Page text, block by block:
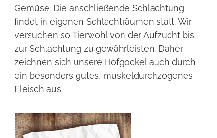
Gemüse. Die anschließende Schlachtung
findet in eigenen Schlachträumen statt. Wir
versuchen so Tierwohl von der Aufzucht bis
zur Schlachtung zu gewährleisten. Daher
zeichnen sich unsere Hofgockel auch durch
ein besonders gutes, muskeldurchzogenes
Fleisch aus.